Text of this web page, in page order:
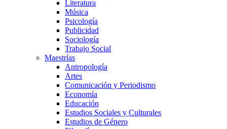
Literatura
Música
Psicología
Publicidad
Sociología
Trabajo Social
Maestrías
Antropología
Artes
Comunicación y Periodismo
Economía
Educación
Estudios Sociales y Culturales
Estudios de Género